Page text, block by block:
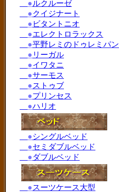
●ルクルーゼ
●クイジナート
● ビタントニオ
●エレクトロラックス
●平野レミのドゥレミパン
● リーガル
●イワタニ
●サーモス
●ストゥブ
●プリンセス
●ハリオ
●シングルベッド
●セミダブルベッド
●ダブルベッド
●スーツケース大型